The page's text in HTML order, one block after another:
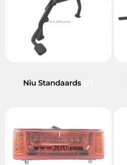
Niu Standaards